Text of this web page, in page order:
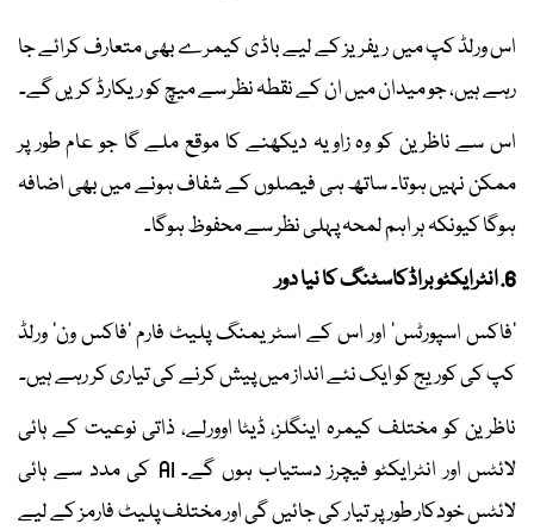
اس ورلڈ کپ میں ریفریز کے لیے باڈی کیمرے بھی متعارف کرائے جا
رہے ہیں، جو میدان میں ان کے نقطہ نظر سے میچ کو ریکارڈ کریں گے۔
اس سے ناظرین کو وہ زاویہ دیکھنے کا موقع ملے گا جو عام طور پر
ممکن نہیں ہوتا۔ ساتھ ہی فیصلوں کے شفاف ہونے میں بھی اضافہ
ہوگا کیونکہ ہر اہم لمحہ پہلی نظر سے محفوظ ہوگا۔
6. انٹرایکٹو براڈکاسٹنگ کا نیا دور
’فاکس اسپورٹس‘ اور اس کے اسٹریمنگ پلیٹ فارم ’فاکس ون‘ ورلڈ
کپ کی کوریج کو ایک نئے انداز میں پیش کرنے کی تیاری کر رہے ہیں۔
ناظرین کو مختلف کیمرہ اینگلز، ڈیٹا اوورلے، ذاتی نوعیت کے ہائی
لائٹس اور انٹرایکٹو فیچرز دستیاب ہوں گے۔ AI کی مدد سے ہائی
لائٹس خودکار طور پر تیار کی جائیں گی اور مختلف پلیٹ فارمز کے لیے